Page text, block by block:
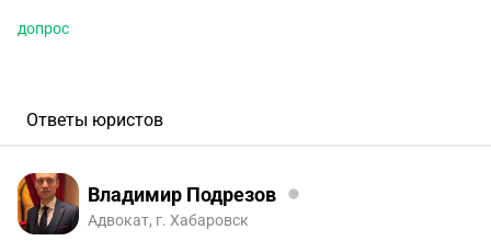
допрос
Ответы юристов
Владимир Подрезов
Адвокат, г. Хабаровск